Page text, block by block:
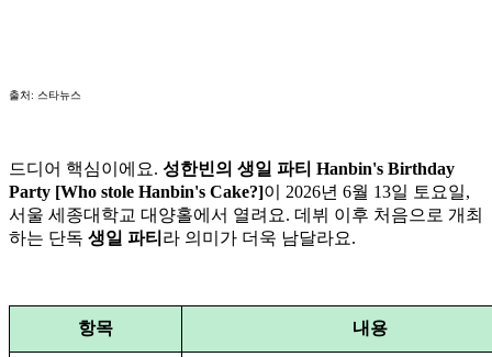
출처: 스타뉴스
드디어 핵심이에요. 성한빈의 생일 파티 Hanbin's Birthday
Party [Who stole Hanbin's Cake?]이 2026년 6월 13일 토요일,
서울 세종대학교 대양홀에서 열려요. 데뷔 이후 처음으로 개최
하는 단독 생일 파티 라 의미가 더욱 남달라요.
항목 내용